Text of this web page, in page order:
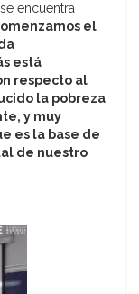
encuentra
el
está
respecto al
la pobreza
y muy
es la base de
de nuestro